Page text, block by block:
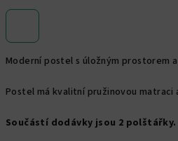
Moderní postel s úložným prostorem
Postel má kvalitní pružinovou matraci
Součástí dodávky jsou 2 polštářky.
R
M
A